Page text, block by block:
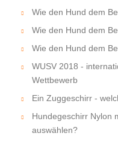
Wie den Hund dem
Wie den Hund dem
Wie den Hund dem
WUSV 2018 -
Wettbewerb
Ein Zuggeschirr -
Hundegeschirr Nylon
auswählen?